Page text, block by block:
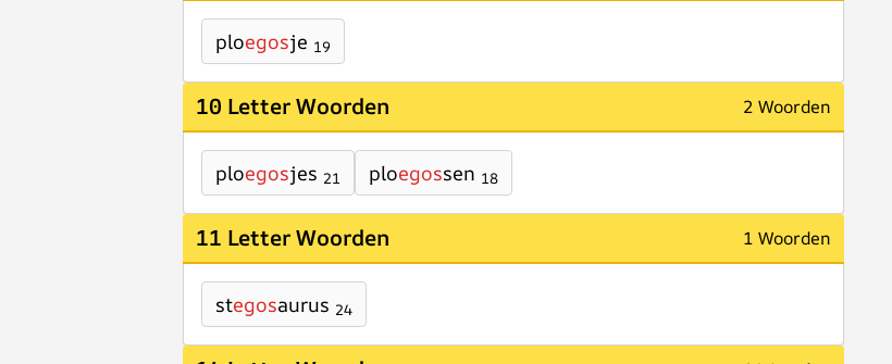
ploegosje 19
10 Letter Woorden 2 Woorden
ploegosjes 21 ploegossen 18
11 Letter Woorden 1 Woorden
stegosaurus 24